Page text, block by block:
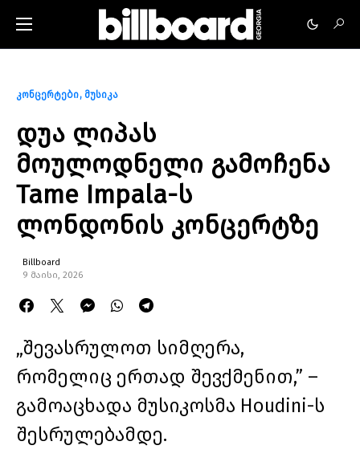
კონცერტები მუსიკა
დუა ლიპას
მოულოდნელი გამოჩენა
Tame Impala-ს
ლონდონის კონცერტზე
Billboard
9 მაისი, 2026
„შევასრულოთ სიმღერა,
რომელიც ერთად შევქმენით,” –
გამოაცხადა მუსიკოსმა Houdini-ს
შესრულებამდე.